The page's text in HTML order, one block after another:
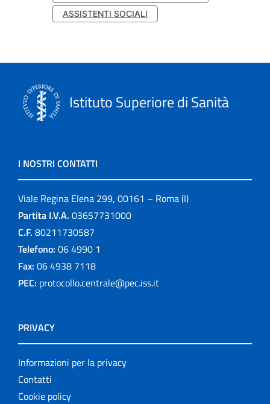
ASSISTENTI SOCIALI
Istituto Superiore di Sanità
I NOSTRI CONTATTI
Viale Regina Elena 299, 00161 – Roma (I)
Partita I.V.A. 03657731000
C.F. 80211730587
Telefono: 06 4990 1
Fax: 06 4938 7118
PEC: protocollo.centrale@pec.iss.it
PRIVACY
Informazioni per la privacy
Contatti
Cookie policy